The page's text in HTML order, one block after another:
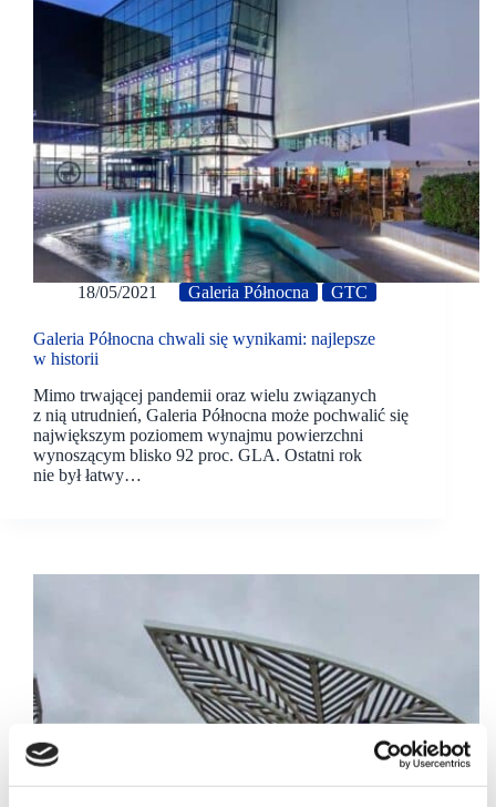
18/05/2021 Galeria Północna GTC
Galeria Północna chwali się wynikami: najlepsze
w historii
Mimo trwającej pandemii oraz wielu związanych
z nią utrudnień, Galeria Północna może pochwalić się
największym poziomem wynajmu powierzchni
wynoszącym blisko 92 proc. GLA. Ostatni rok
nie był łatwy…